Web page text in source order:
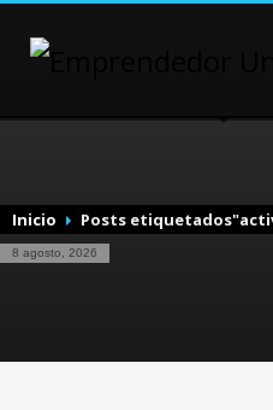
Inicio Posts
8 agosto, 2026